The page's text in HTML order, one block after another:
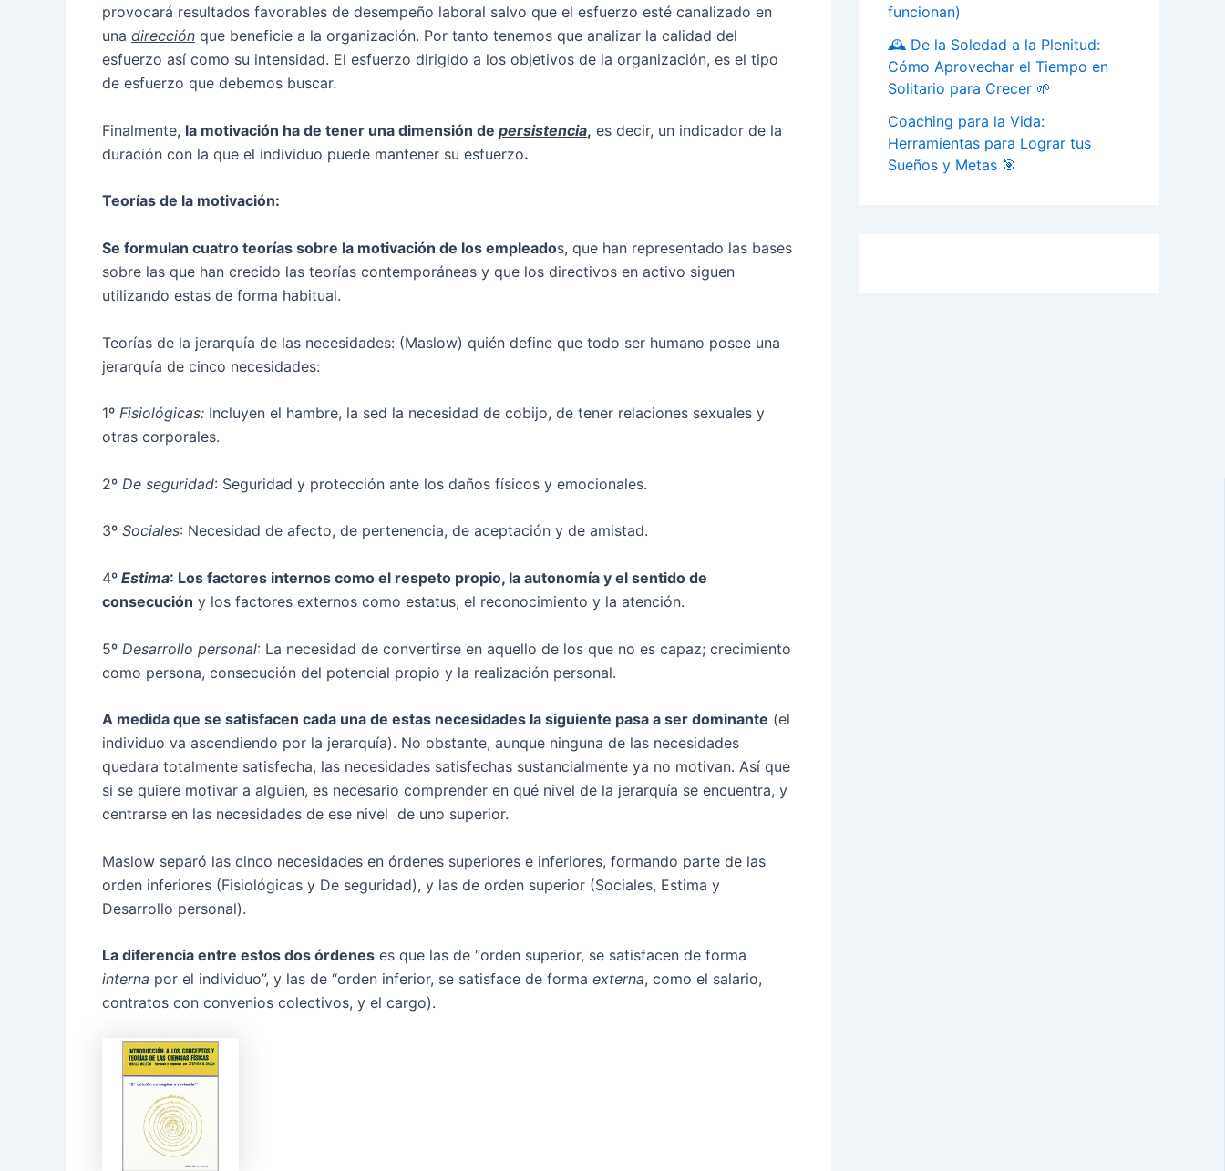
provocará resultados favorables de desempeño laboral salvo que el esfuerzo esté canalizado en
una dirección que beneficie a la organización. Por tanto tenemos que analizar la calidad del
esfuerzo así como su intensidad. El esfuerzo dirigido a los objetivos de la organización, es el tipo
de esfuerzo que debemos buscar.
Finalmente, la motivación ha de tener una dimensión de persistencia, es decir, un indicador de la
duración con la que el individuo puede mantener su esfuerzo.
Teorías de la motivación:
Se formulan cuatro teorías sobre la motivación de los empleados, que han representado las bases
sobre las que han crecido las teorías contemporáneas y que los directivos en activo siguen
utilizando estas de forma habitual.
Teorías de la jerarquía de las necesidades: (Maslow) quién define que todo ser humano posee una
jerarquía de cinco necesidades:
1º Fisiológicas: Incluyen el hambre, la sed la necesidad de cobijo, de tener relaciones sexuales y
otras corporales.
2º De seguridad: Seguridad y protección ante los daños físicos y emocionales.
3º Sociales: Necesidad de afecto, de pertenencia, de aceptación y de amistad.
4º Estima: Los factores internos como el respeto propio, la autonomía y el sentido de
consecución y los factores externos como estatus, el reconocimiento y la atención.
5º Desarrollo personal: La necesidad de convertirse en aquello de los que no es capaz; crecimiento
como persona, consecución del potencial propio y la realización personal.
A medida que se satisfacen cada una de estas necesidades la siguiente pasa a ser dominante (el
individuo va ascendiendo por la jerarquía). No obstante, aunque ninguna de las necesidades
quedara totalmente satisfecha, las necesidades satisfechas sustancialmente ya no motivan. Así que
si se quiere motivar a alguien, es necesario comprender en qué nivel de la jerarquía se encuentra, y
centrarse en las necesidades de ese nivel de uno superior.
Maslow separó las cinco necesidades en órdenes superiores e inferiores, formando parte de las
orden inferiores (Fisiológicas y De seguridad), y las de orden superior (Sociales, Estima y
Desarrollo personal).
La diferencia entre estos dos órdenes es que las de “orden superior, se satisfacen de forma
interna por el individuo”, y las de “orden inferior, se satisface de forma externa, como el salario,
contratos con convenios colectivos, y el cargo).
funcionan)
🕰️ De la Soledad a la Plenitud:
Cómo Aprovechar el Tiempo en
Solitario para Crecer 🌱
Coaching para la Vida:
Herramientas para Lograr tus
Sueños y Metas 🎯